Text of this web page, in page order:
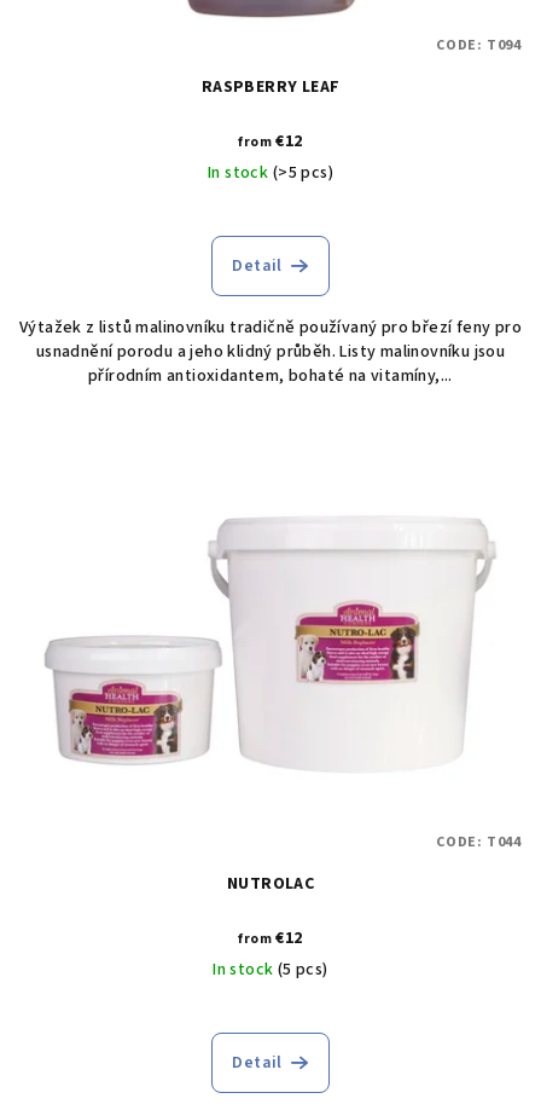
RASPBERRY LEAF
from €12
In stock (>5 pcs)
Detail
Výtažek z listů malinovníku tradičně používaný pro březí feny pro
usnadnění porodu a jeho klidný průběh. Listy malinovníku jsou
přírodním antioxidantem, bohaté na vitamíny,...
CODE: T094
NUTROLAC
from €12
In stock (5 pcs)
Detail
CODE: T044